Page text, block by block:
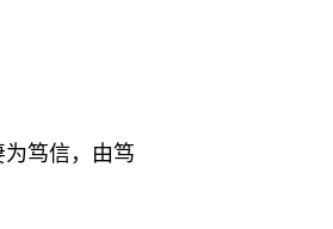
笃信，由笃